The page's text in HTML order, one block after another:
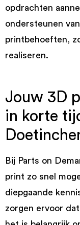
opdrachten
ondersteunen
printbehoeften,
realiseren.
Jouw 3D
in korte
Bij Parts on
print zo snel
diepgaande
zorgen ervoor